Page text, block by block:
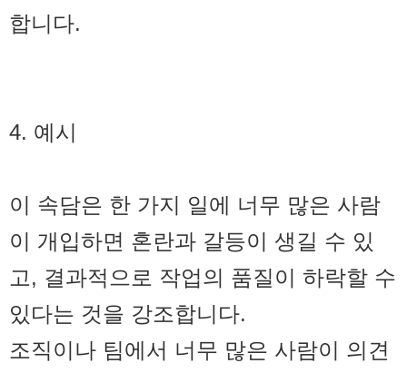
합니다.
4. 예시
이 속담은 한 가지 일에 너무 많은 사람
이 개입하면 혼란과 갈등이 생길 수 있
고, 결과적으로 작업의 품질이 하락할 수
있다는 것을 강조합니다.
조직이나 팀에서 너무 많은 사람이 의견